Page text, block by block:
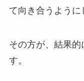
て向き合うように
その方が、結果
す。